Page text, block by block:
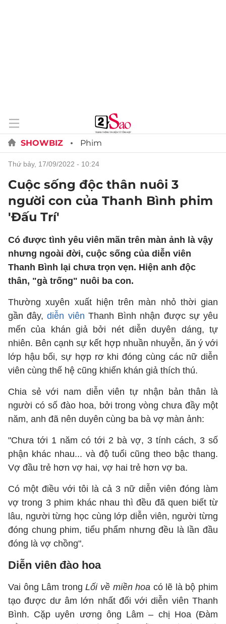
SHOWBIZ Phim
thứ bảy, 17/09/2022 - 10:24
Cuộc sống độc thân nuôi 3
người con của Thanh Bình phim
'Đấu Trí'
Có được tình yêu viên mãn trên màn ảnh là vậy
nhưng ngoài đời, cuộc sống của diễn viên
Thanh Bình lại chưa trọn vẹn. Hiện anh độc
thân, "gà trống" nuôi ba con.
Thường xuyên xuất hiện trên màn nhỏ thời gian
gần đây,diễn viên Thanh Bình nhận được sự yêu
mến của khán giả bởi nét diễn duyên dáng, tự
nhiên. Bên cạnh sự kết hợp nhuần nhuyễn, ăn ý với
lớp hậu bối, sự hợp rơ khi đóng cùng các nữ diễn
viên cùng thế hệ cũng khiến khán giả thích thú.
Chia sẻ với nam diễn viên tự nhận bản thân là
người có số đào hoa, bởi trong vòng chưa đầy một
năm, anh đã nên duyên cùng ba bà vợ màn ảnh:
"Chưa tới 1 năm có tới 2 bà vợ, 3 tính cách, 3 số
phận khác nhau... và độ tuổi cũng theo bậc thang.
Vợ đầu trẻ hơn vợ hai, vợ hai trẻ hơn vợ ba.
Có một điều với tôi là cả 3 nữ diễn viên đóng làm
vợ trong 3 phim khác nhau thì đều đã quen biết từ
lâu, người từng học cùng lớp diễn viên, người từng
đóng chung phim, tiểu phẩm nhưng đều là lần đầu
đóng là vợ chồng".
Diễn viên đào hoa
Vai ông Lâm trongLối về miền hoa có lẽ là bộ phim
tạo được dư âm lớn nhất đối với diễn viên Thanh
Bình. Cặp uyên ương ông Lâm – chị Hoa (Đàm